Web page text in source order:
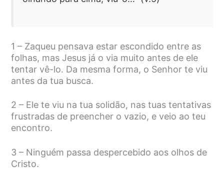
1 – Zaqueu pensava estar escondido entre as
folhas, mas Jesus já o via muito antes de ele
tentar vê-lo. Da mesma forma, o Senhor te viu
antes da tua busca.
2 – Ele te viu na tua solidão, nas tuas tentativas
frustradas de preencher o vazio, e veio ao teu
encontro.
3 – Ninguém passa despercebido aos olhos de
Cristo.